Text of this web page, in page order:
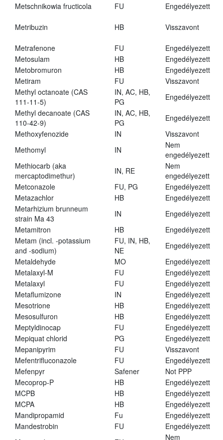
Metschnikowia fructicola
FU Engedélyezett
Metribuzin HB Visszavont
Metrafenone FU
Engedélyezett
Metosulam
HB
Engedélyezett
Metobromuron
HB
Engedélyezett
Metiram
FU
Visszavont
Methyl octanoate (CAS
111-11-5)
IN, AC, HB,
PG
Engedélyezett
Methyl decanoate (CAS
110-42-9)
IN, AC, HB,
PG
Engedélyezett
Methoxyfenozide
IN
Visszavont
Methomyl
IN
Nem
engedélyezett
Methiocarb (aka
mercaptodimethur)
IN, RE
Nem
engedélyezett
Metconazole
FU, PG
Engedélyezett
Metazachlor
HB
Engedélyezett
Metarhizium brunneum
strain Ma 43
IN
Engedélyezett
Metamitron
HB
Engedélyezett
Metam (incl. -potassium
and -sodium)
FU, IN, HB,
NE
Engedélyezett
Metaldehyde
MO
Engedélyezett
Metalaxyl-M
FU
Engedélyezett
Metalaxyl
FU
Engedélyezett
Metaflumizone
IN
Engedélyezett
Mesotrione
HB
Engedélyezett
Mesosulfuron
HB
Engedélyezett
Meptyldinocap
FU
Engedélyezett
Mepiquat chlorid
PG
Engedélyezett
Mepanipyrim
FU
Visszavont
Mefentrifluconazole
FU
Engedélyezett
Mefenpyr
Safener
Not PPP
Mecoprop-P
HB
Engedélyezett
MCPB
HB
Engedélyezett
MCPA
HB
Engedélyezett
Mandipropamid
Fu
Engedélyezett
Mandestrobin
FU
Engedélyezett
Nem